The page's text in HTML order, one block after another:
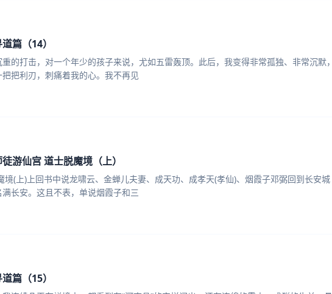
篇（14）
的打击，对一个年少的孩子来说，尤如五雷轰顶。此后，我变得非常孤独、非常沉默，
把利刃，刺痛着我的心。我不再见
游仙宫 道士脱魔境（上）
境(上)上回书中说龙啸云、金蝉儿夫妻、成天功、成孝天(孝仙)、烟霞子邓弼回到长安城
长安。这且不表，单说烟霞子和三
篇（15）